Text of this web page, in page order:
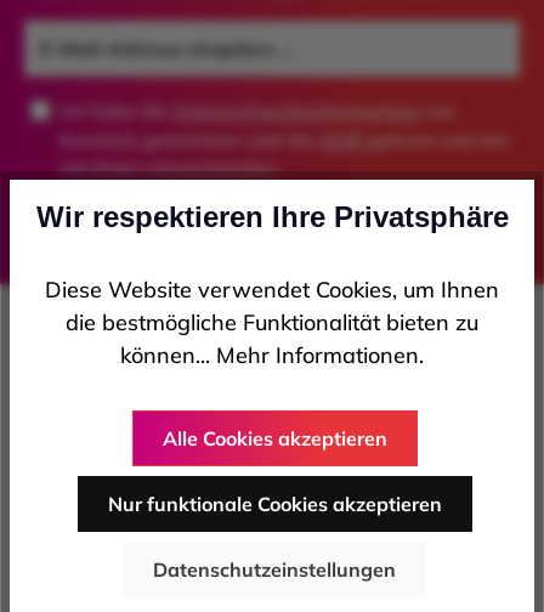
Datenschutzbestimmungen
Kenntnis genommen und die
mit ihnen einverstanden.*
Kontakt
Information
Zahlungsarten
Wir respektieren Ihre Privatsphäre
Diese Website verwendet Cookies, um Ihnen
die bestmögliche Funktionalität bieten zu
können... Mehr Informationen.
Alle Cookies akzeptieren
Nur funktionale Cookies akzeptieren
Datenschutzeinstellungen